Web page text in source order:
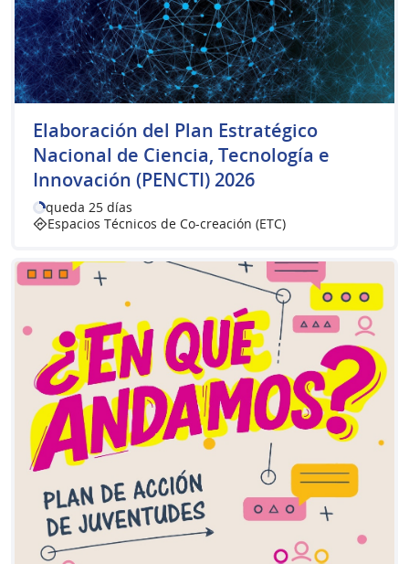
Elaboración del Plan Estratégico
Nacional de Ciencia, Tecnología e
Innovación (PENCTI) 2026
queda 25 días
Espacios Técnicos de Co-creación (ETC)